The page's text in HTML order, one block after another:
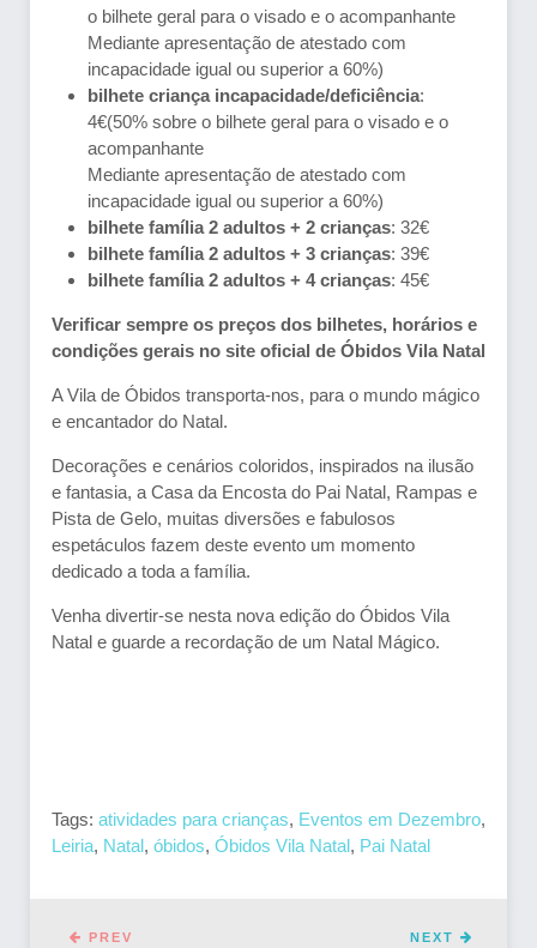
o bilhete geral para o visado e o acompanhante
Mediante apresentação de atestado com
incapacidade igual ou superior a 60%)
bilhete criança incapacidade/deficiência:
4€(50% sobre o bilhete geral para o visado e o
acompanhante
Mediante apresentação de atestado com
incapacidade igual ou superior a 60%)
bilhete família 2 adultos + 2 crianças: 32€
bilhete família 2 adultos + 3 crianças: 39€
bilhete família 2 adultos + 4 crianças: 45€
Verificar sempre os preços dos bilhetes, horários e
condições gerais no site oficial de Óbidos Vila Natal
A Vila de Óbidos transporta-nos, para o mundo mágico
e encantador do Natal.
Decorações e cenários coloridos, inspirados na ilusão
e fantasia, a Casa da Encosta do Pai Natal, Rampas e
Pista de Gelo, muitas diversões e fabulosos
espetáculos fazem deste evento um momento
dedicado a toda a família.
Venha divertir-se nesta nova edição do Óbidos Vila
Natal e guarde a recordação de um Natal Mágico.
Tags: atividades para crianças, Eventos em Dezembro,
Leiria, Natal, óbidos, Óbidos Vila Natal, Pai Natal
NEXT
PREV